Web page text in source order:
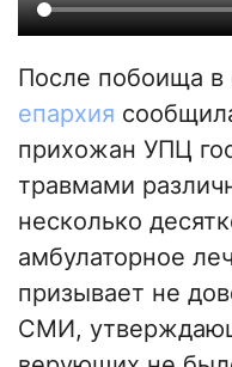
После побоища в
епархия
прихожан УПЦ
травмами
несколько
амбулаторное
призывает не
СМИ,